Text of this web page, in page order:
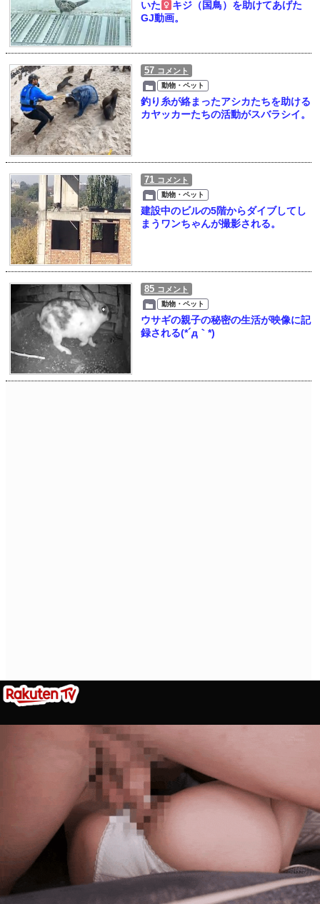
いた
キジ（国鳥）を助けてあげた
GJ動画。
57 コメント
動物・ペット
釣り糸が絡まったアシカたちを助ける
カヤッカーたちの活動がスバラシイ。
71 コメント
動物・ペット
建設中のビルの5階からダイブしてし
まうワンちゃんが撮影される。
85 コメント
動物・ペット
ウサギの親子の秘密の生活が映像に記
録される(*´д｀*)